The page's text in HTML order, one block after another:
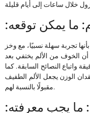
ما يمكن توقعه
تجربة سهلة نسبيًا، مع وخز
الخوف من الألم يختفي بعد
واتباع النصائح السابقة. كما
الوزن يجعل الألم الطفيف
مقبولًا بالنسبة لهم.
يجب معرفته